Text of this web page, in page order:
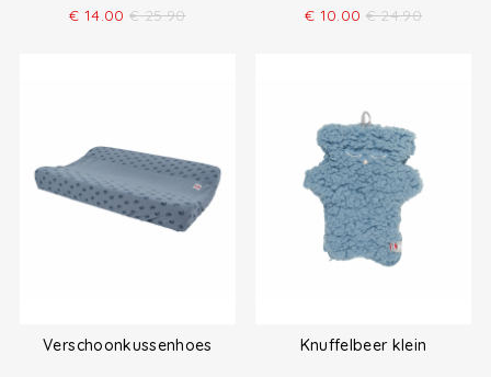
€ 14.00 € 25.90 € 10.00 € 24.90
Verschoonkussenhoes Knuffelbeer klein